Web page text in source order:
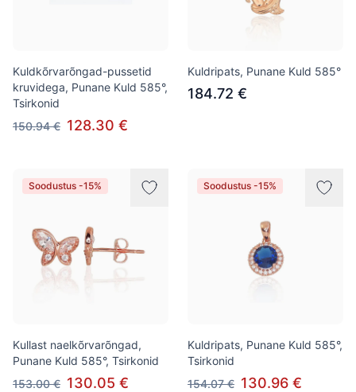
Kuldkõrvarõngad-pussetid
kruvidega, Punane Kuld 585°,
Tsirkonid
150.94 € 128.30 €
Kuldripats, Punane Kuld 585°
184.72 €
Soodustus -15%
Kullast naelkõrvarõngad,
Punane Kuld 585°, Tsirkonid
153.00 € 130.05 €
Soodustus -15%
Kuldripats, Punane Kuld 585°,
Tsirkonid
154.07 € 130.96 €